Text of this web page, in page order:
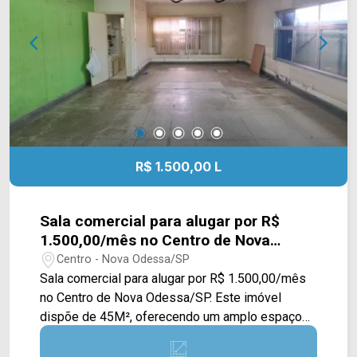
Arbix Imóveis e agende a sua visita!! WhatsApp
e Telefone: (19) 3475-4546 ARBIX IMÓVEIS -
Presente em cada mudança!
R$ 1.500,00 L
Sala comercial para alugar por R$
1.500,00/mês no Centro de Nova
Odessa/SP
Centro - Nova Odessa/SP
Sala comercial para alugar por R$ 1.500,00/mês
no Centro de Nova Odessa/SP. Este imóvel
dispõe de 45M², oferecendo um amplo espaço
com iluminação e duas janelas grandes. > 01